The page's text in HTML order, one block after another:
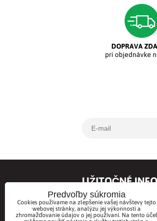
DOPRAVA
pri objednávke
UŽITOČNÉ
Obchodné podmienky a
podmienky
Online odstúpenie od
Predvoľby súkromia
Cookies používame na zlepšenie vašej návštevy tejto
webovej stránky, analýzu jej výkonnosti a
zhromažďovanie údajov o jej používaní. Na tento účel